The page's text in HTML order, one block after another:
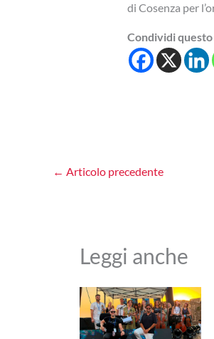
di Cosenza per
Condividi
← Articolo precedente
Leggi anche